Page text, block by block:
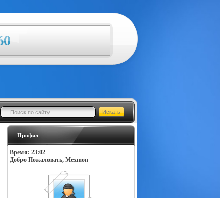
Профил
Время: 23:02
Добро Пожаловать, Mexmon